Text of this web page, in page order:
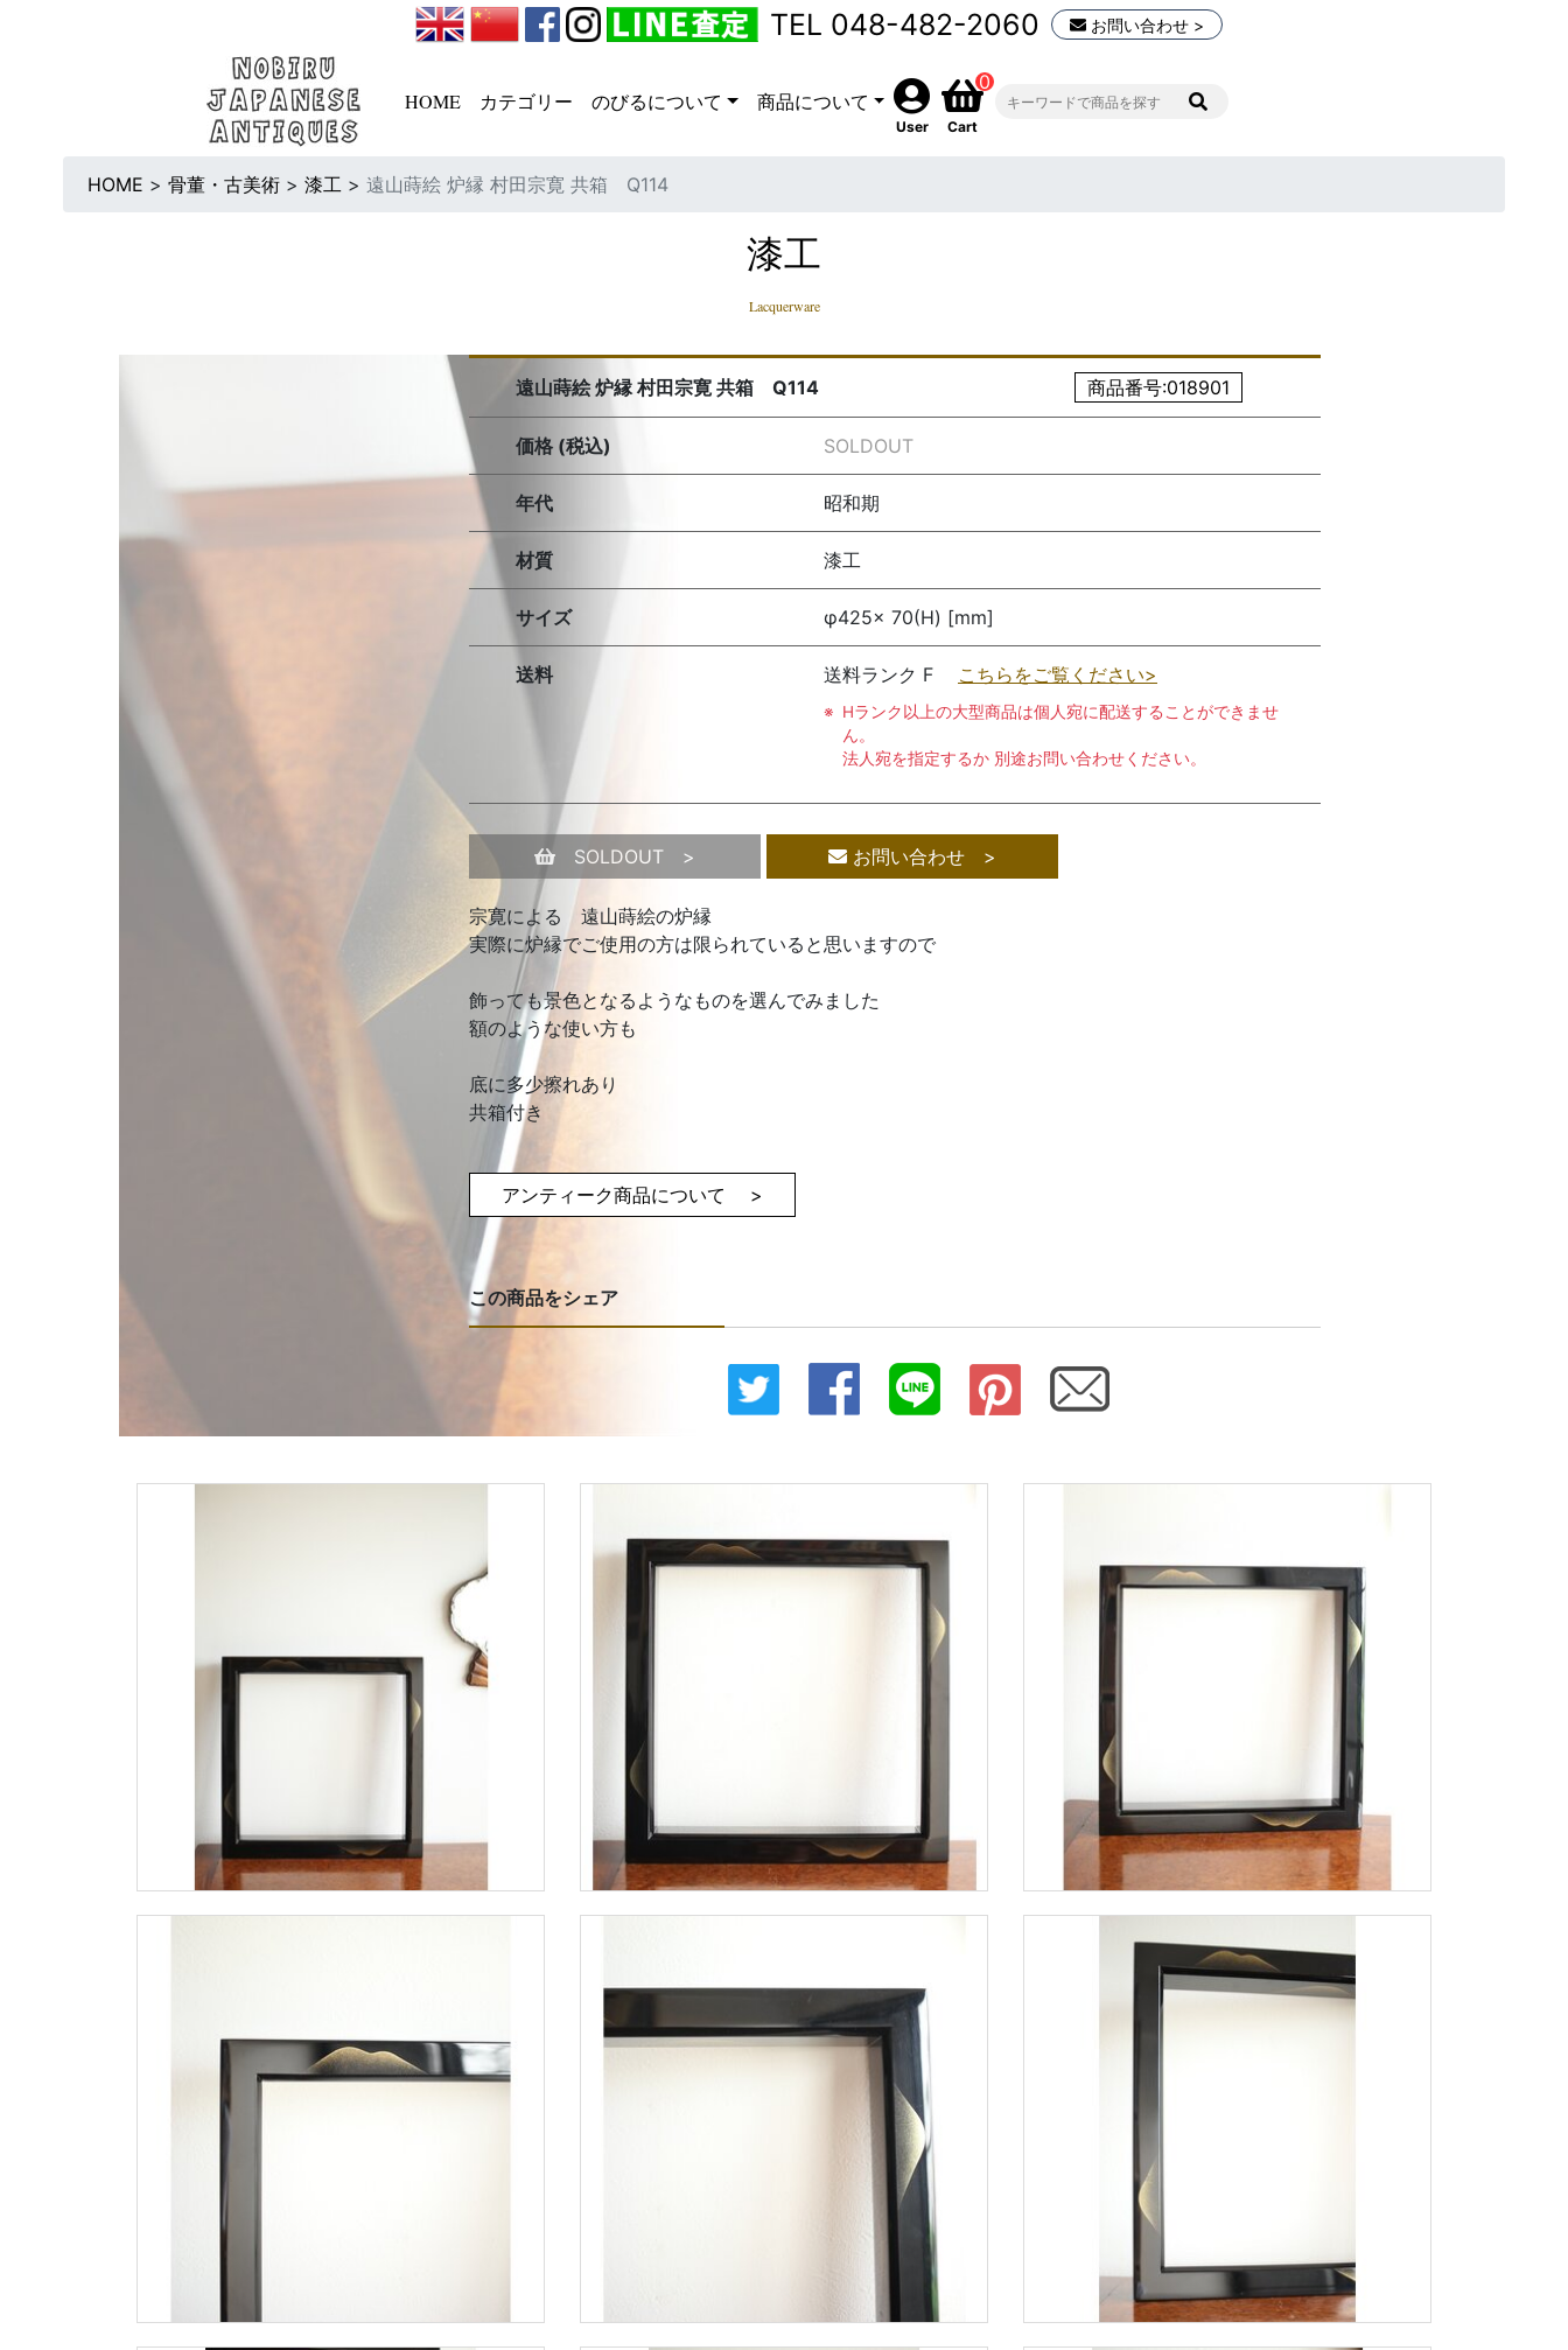
TEL 048-482-2060 お問い合わせ >
HOME カテゴリー のびるについて 商品について
User
0
Cart
HOME > 骨董・古美術 > 漆工 > 遠山蒔絵 炉縁 村田宗寛 共箱 Q114
漆工
Lacquerware
遠山蒔絵 炉縁 村田宗寛 共箱 Q114 商品番号:018901
価格 (税込) SOLDOUT
年代 昭和期
材質 漆工
サイズ φ425× 70(H) [mm]
送料 送料ランク F こちらをご覧ください>
Hランク以上の大型商品は個人宛に配送することができませ
ん。
法人宛を指定するか 別途お問い合わせください。
SOLDOUT > お問い合わせ >
宗寛による 遠山蒔絵の炉縁
実際に炉縁でご使用の方は限られていると思いますので
飾っても景色となるようなものを選んでみました
額のような使い方も
底に多少擦れあり
共箱付き
アンティーク商品について >
この商品をシェア